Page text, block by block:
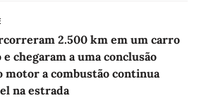
2.500 km em um carro
chegaram a uma conclusão
motor a combustão continua
na estrada